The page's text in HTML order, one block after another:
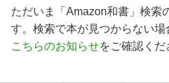
ただいま「Amazon和書」検索
す。検索で本が見つからない
こちらのお知らせをご確認くだ